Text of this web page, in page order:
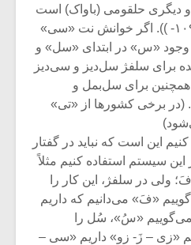
دیگری حلقومی (باواک) است
(حق‌شناس، ۱۳۵۶، ۸۷ – ۱۰۹- )). اگر خوانش نت «سی»
وجود «س» در ابتدای «سل» و
برای سلفژ سل‌دیز و سی‌دیز
برای سل‌بمل و
برخی کشورها از «تی»
این است که نباید در گفتار
این سیستم استفاده کنیم مثلاً
ولی در سلفژ، این کار را
«فَ» می‌دانیم که داریم
می‌گوییم «سُ»، سُل را
«زی – زَ- زو» داریم «سی –